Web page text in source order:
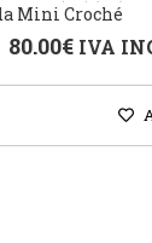
Mini Croché
80.00€ IVA